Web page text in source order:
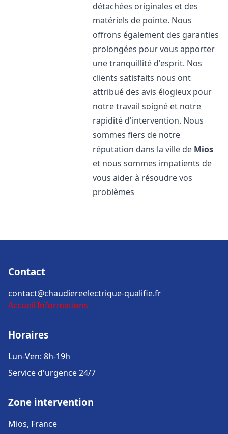
détachées originales et des
matériels de pointe. Nous
offrons également des garanties
prolongées pour vous apporter
une tranquillité d'esprit. Nos
clients satisfaits nous ont
attribué des avis élogieux pour
notre travail soigné et notre
rapidité d'intervention. Nous
sommes fiers de notre
réputation dans la ville de Mios
et nous sommes impatients de
vous aider à résoudre vos
problèmes
Contact
contact@chaudiereelectrique-qualifie.fr
Accueil Informations
Horaires
Lun-Ven: 8h-19h
Service d'urgence 24/7
Zone intervention
Mios, France